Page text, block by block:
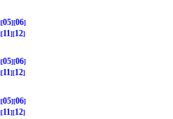
05 06
11 12
05 06
11 12
05 06
11
12